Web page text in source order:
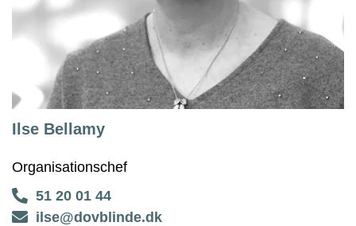
Ilse Bellamy
Organisationschef
51 20 01 44
ilse@dovblinde.dk